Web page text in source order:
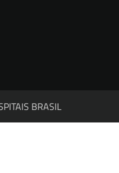
BRASIL